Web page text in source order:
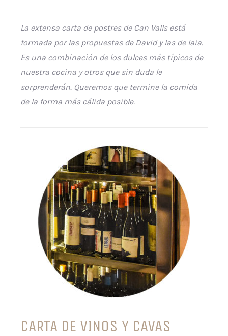
La extensa carta de postres de Can Valls está
formada por las propuestas de David y las de Iaia.
Es una combinación de los dulces más típicos de
nuestra cocina y otros que sin duda le
sorprenderán. Queremos que termine la comida
de la forma más cálida posible.
CARTA DE VINOS Y CAVAS